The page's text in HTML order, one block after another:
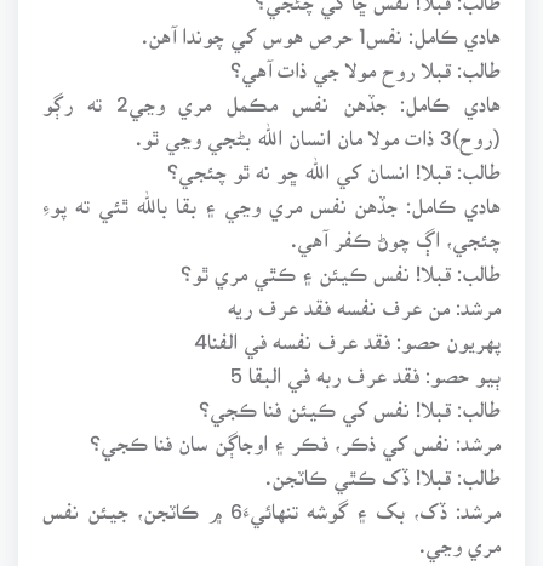
هادي ڪامل: نفس1 حرص هوس کي چوندا آهن.
طالب: قبلا روح مولا جي ذات آهي؟
هادي ڪامل: جڏهن نفس مڪمل مري وڃي2 ته رڳو
(روح)3 ذات مولا مان انسان الله بڻجي وڃي ٿو.
طالب: قبلا! انسان کي الله ڇو نه ٿو چئجي؟
هادي ڪامل: جڏهن نفس مري وڃي ۽ بقا بالله ٿئي ته پوءِ
چئجي، اڳ چوڻ ڪفر آهي.
طالب: قبلا! نفس ڪيئن ۽ ڪٿي مري ٿو؟
مرشد: من عرف نفسه فقد عرف ريه
پهريون حصو: فقد عرف نفسه في الفنا4
ٻيو حصو: فقد عرف ربه في البقا 5
طالب: قبلا! نفس کي ڪيئن فنا ڪجي؟
مرشد: نفس کي ذڪر، فڪر ۽ اوجاڳن سان فنا ڪجي؟
طالب: قبلا! ڏک ڪٿي ڪاٽجن.
مرشد: ڏک، بک ۽ گوشه تنهائيءَ6 ۾ ڪاٽجن، جيئن نفس